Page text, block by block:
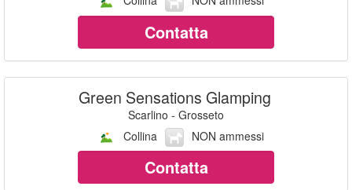
Contatta
Green Sensations Glamping
Scarlino - Grosseto
Collina
NON ammessi
Contatta